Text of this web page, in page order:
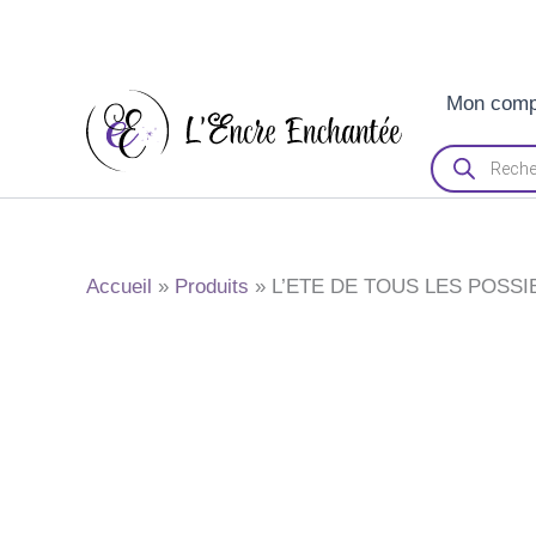
Mon
Recherche
de
produits
Accueil Produits L’ETE DE TOUS LES